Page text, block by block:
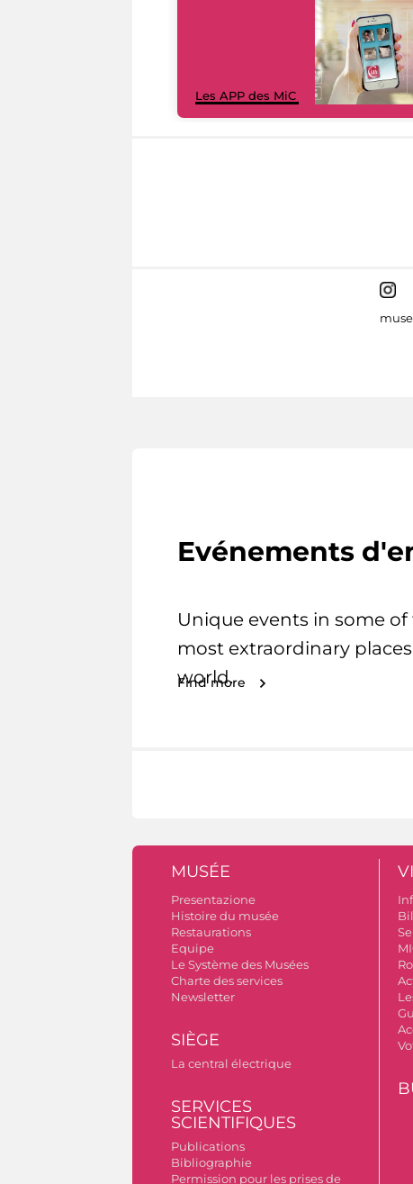
Les APP des MiC
Evénements
Unique events in some
most extraordinary
world.
Find more
MUSÉE
Presentazione
Histoire du musée
Restaurations
Equipe
Le Système des Musées
Charte des services
Newsletter
SIÈGE
La central électrique
SERVICES
SCIENTIFIQUES
Publications
Bibliographie
Permission pour les prises de